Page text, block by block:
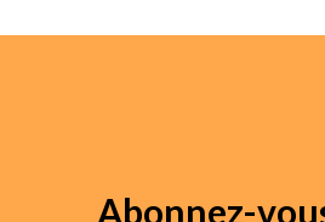
Abonnez-